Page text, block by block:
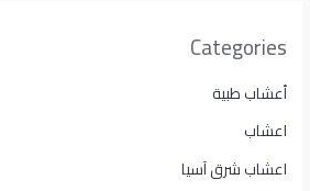
Categories
أعشاب طبية
اعشاب
اعشاب شرق آسيا